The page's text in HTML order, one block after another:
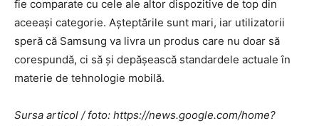
fie comparate cu cele ale altor dispozitive de top din
aceeași categorie. Așteptările sunt mari, iar utilizatorii
speră că Samsung va livra un produs care nu doar să
corespundă, ci să și depășească standardele actuale în
materie de tehnologie mobilă.
Sursa articol / foto: https://news.google.com/home?